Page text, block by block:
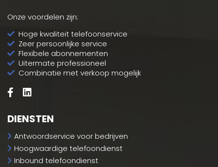
Onze voordelen zijn:
Hoge kwaliteit telefoonservice
Zeer persoonlijke service
Flexibele abonnementen
Uitermate professioneel
Combinatie met verkoop mogelijk
DIENSTEN
Antwoordservice voor bedrijven
Hoogwaardige telefoondienst
Inbound telefoondienst